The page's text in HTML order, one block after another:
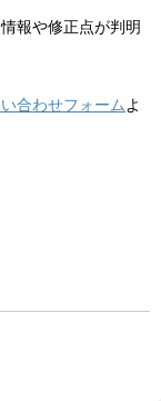
報や修正点が判明
合わせフォームよ